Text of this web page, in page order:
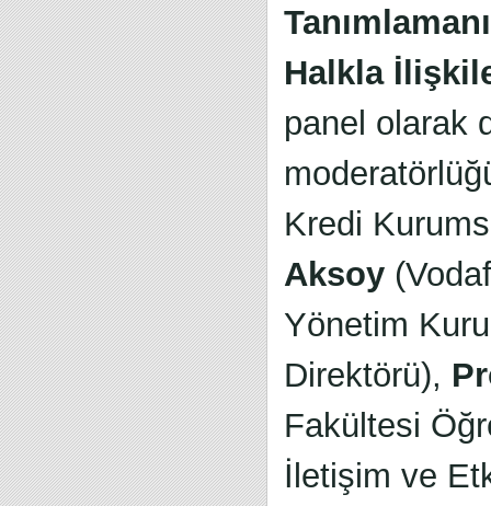
Halkla
panel olarak
Kredi
Aksoy
Yönetim
Direktörü),
Fakültesi
İletişim ve